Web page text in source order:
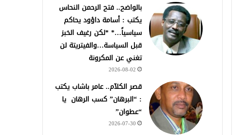
بالواضح.. فتح الرحمن النحاس
يكتب : أسامة داؤود يحاكم
سياسياً…* *لكن رغيف الخبز
قبل السياسة…والفيتريتة لن
تغني عن المكرونة
2026-08-02
قصر الكلآم.. عامر باشاب يكتب
: “البرهان” كسب الرهان يا
“عطوان”
2026-07-30